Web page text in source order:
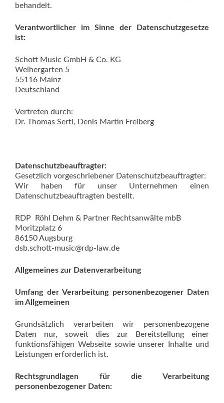
behandelt.
Verantwortlicher im Sinne der Datenschutzgesetze
ist:
Schott Music GmbH & Co. KG
Weihergarten 5
55116 Mainz
Deutschland
Vertreten durch:
Dr. Thomas Sertl, Denis Martin Freiberg
Datenschutzbeauftragter:
Gesetzlich vorgeschriebener Datenschutzbeauftragter:
Wir haben für unser Unternehmen einen
Datenschutzbeauftragten bestellt.
RDP Röhl Dehm & Partner Rechtsanwälte mbB
Moritzplatz 6
86150 Augsburg
dsb.schott-music@rdp-law.de
Allgemeines zur Datenverarbeitung
Umfang der Verarbeitung personenbezogener Daten
im Allgemeinen
Grundsätzlich verarbeiten wir personenbezogene
Daten nur, soweit dies zur Bereitstellung einer
funktionsfähigen Webseite sowie unserer Inhalte und
Leistungen erforderlich ist.
Rechtsgrundlagen für die Verarbeitung
personenbezogener Daten: